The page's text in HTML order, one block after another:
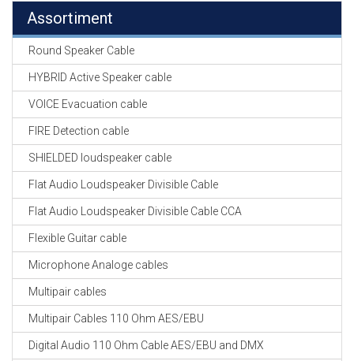
Assortiment
Round Speaker Cable
HYBRID Active Speaker cable
VOICE Evacuation cable
FIRE Detection cable
SHIELDED loudspeaker cable
Flat Audio Loudspeaker Divisible Cable
Flat Audio Loudspeaker Divisible Cable CCA
Flexible Guitar cable
Microphone Analoge cables
Multipair cables
Multipair Cables 110 Ohm AES/EBU
Digital Audio 110 Ohm Cable AES/EBU and DMX